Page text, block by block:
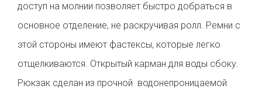
доступ на молнии позволяет быстро добраться в
основное отделение, не раскручивая ролл. Ремни с
этой стороны имеют фастексы, которые легко
отщелкиваются. Открытый карман для воды сбоку.
Рюкзак сделан из прочной водонепроницаемой